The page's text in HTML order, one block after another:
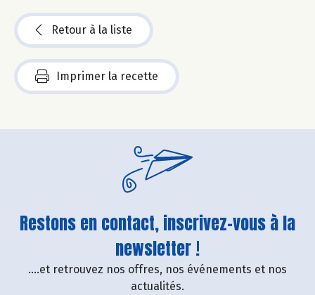
Retour à la liste
Imprimer la recette
Restons en contact, inscrivez-vous à la
newsletter !
....et retrouvez nos offres, nos événements et nos
actualités.